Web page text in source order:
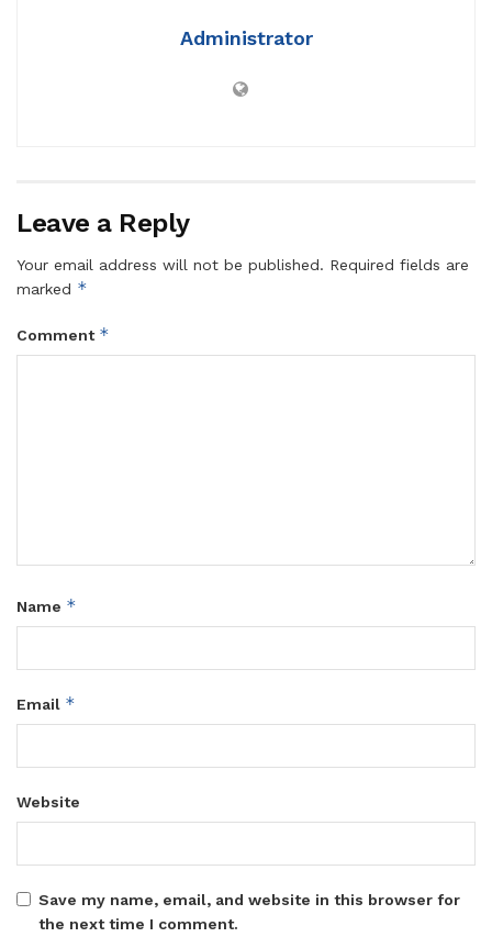
Administrator
Leave a Reply
Your email address will not be published. Required fields are
marked *
Comment *
Name *
Email *
Website
Save my name, email, and website in this browser for
the next time I comment.